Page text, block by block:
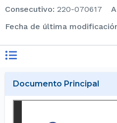
consecutivo: 220-070617
Fecha de última
Documento Principal